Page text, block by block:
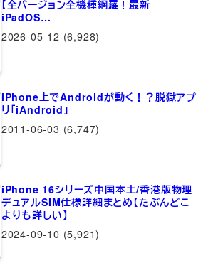
【全バージョン全機種網羅！最新
iPadOS…
2026-05-12 (6,928)
iPhone上でAndroidが動く！？脱獄アプ
リ「iAndroid」
2011-06-03 (6,747)
iPhone 16シリーズ中国本土/香港版物理
デュアルSIM仕様詳細まとめ【たぶんどこ
よりも詳しい】
2024-09-10 (5,921)